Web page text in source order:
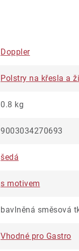
Doppler
Polstry na křesla a
0.8 kg
9003034270693
šedá
s motivem
bavlněná směsová
Vhodné pro Gastro